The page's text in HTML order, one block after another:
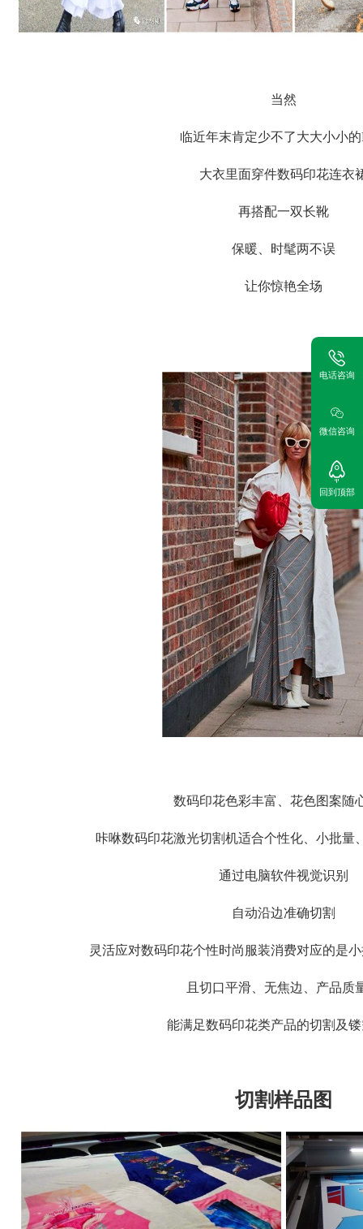
当然
临近年末肯定少不了大大小小的
大衣里面穿件数码印花连衣
再搭配一双长靴
保暖、时髦两不误
让你惊艳全场
数码印花色彩丰富、花色图案随
咔咻数码印花激光切割机适合个性化、小批量
通过电脑软件视觉识别
自动沿边准确切割
灵活应对数码印花个性时尚服装消费对应的是
且切口平滑、无焦边、产品质
能满足数码印花类产品的切割及
切割样品图
电话咨询
微信咨询
回到顶部